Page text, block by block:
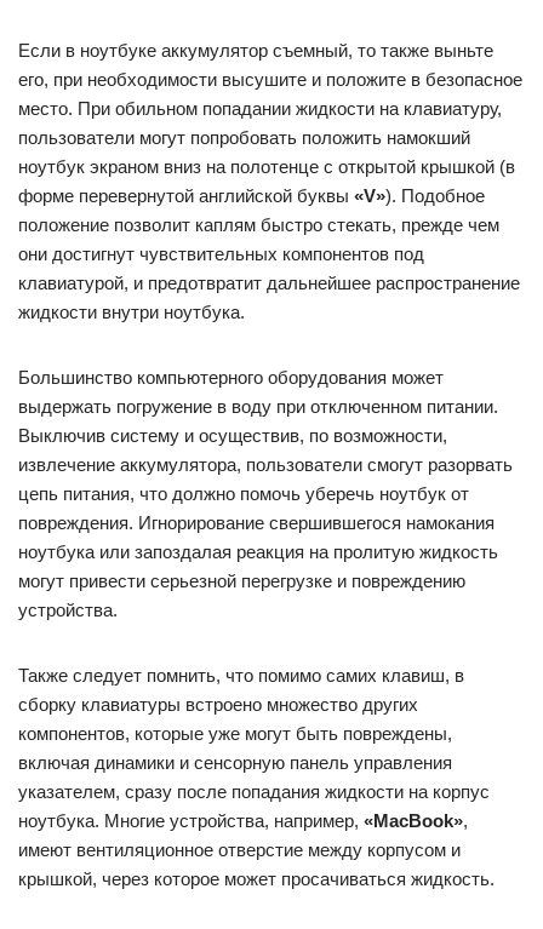
Если в ноутбуке аккумулятор съемный, то также выньте
его, при необходимости высушите и положите в безопасное
место. При обильном попадании жидкости на клавиатуру,
пользователи могут попробовать положить намокший
ноутбук экраном вниз на полотенце с открытой крышкой (в
форме перевернутой английской буквы «V»). Подобное
положение позволит каплям быстро стекать, прежде чем
они достигнут чувствительных компонентов под
клавиатурой, и предотвратит дальнейшее распространение
жидкости внутри ноутбука.
Большинство компьютерного оборудования может
выдержать погружение в воду при отключенном питании.
Выключив систему и осуществив, по возможности,
извлечение аккумулятора, пользователи смогут разорвать
цепь питания, что должно помочь уберечь ноутбук от
повреждения. Игнорирование свершившегося намокания
ноутбука или запоздалая реакция на пролитую жидкость
могут привести серьезной перегрузке и повреждению
устройства.
Также следует помнить, что помимо самих клавиш, в
сборку клавиатуры встроено множество других
компонентов, которые уже могут быть повреждены,
включая динамики и сенсорную панель управления
указателем, сразу после попадания жидкости на корпус
ноутбука. Многие устройства, например, «MacBook»,
имеют вентиляционное отверстие между корпусом и
крышкой, через которое может просачиваться жидкость.